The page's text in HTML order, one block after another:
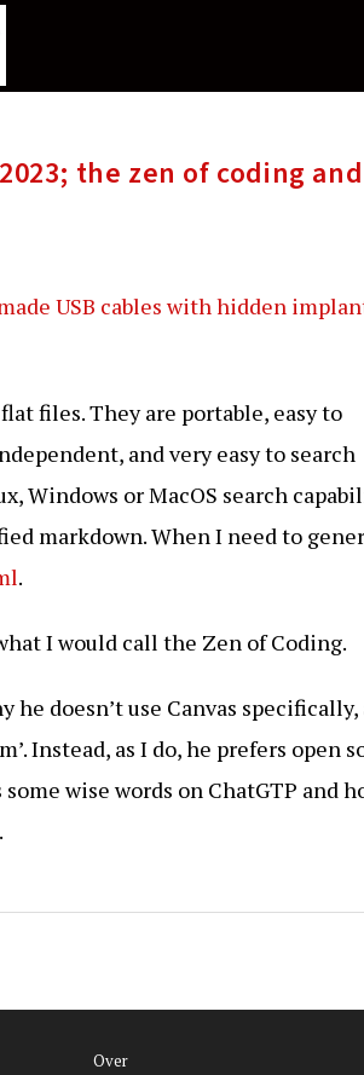
the zen of coding
USB cables with hidden
files. They are portable, easy to
and very easy to search
Windows or MacOS search
markdown. When I need to
.
I would call the Zen of Coding.
he doesn’t use Canvas
Instead, as I do, he prefers open
wise words on ChatGTP and
Over